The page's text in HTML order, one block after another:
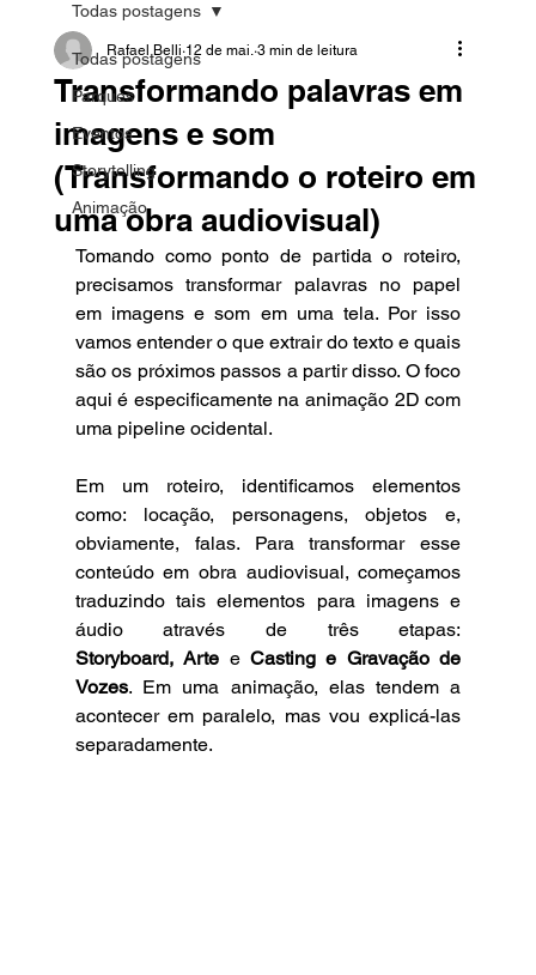
Todas postagens
Parques
Eventos
Storytelling
Animação
Todas postagens
Transformando palavras em
imagens e som
(Transformando o roteiro em
uma obra audiovisual)
Rafael Belli 12 de mai. 3 min de leitura
Tomando como ponto de partida o roteiro,
precisamos transformar palavras no papel
em imagens e som em uma tela. Por isso
vamos entender o que extrair do texto e quais
são os próximos passos a partir disso. O foco
aqui é especificamente na animação 2D com
uma pipeline ocidental.
Em um roteiro, identificamos elementos
como: locação, personagens, objetos e,
obviamente, falas. Para transformar esse
conteúdo em obra audiovisual, começamos
traduzindo tais elementos para imagens e
Storyboard, Arte e Casting e Gravação de
Vozes. Em uma animação, elas tendem a
acontecer em paralelo, mas vou explicá-las
separadamente.